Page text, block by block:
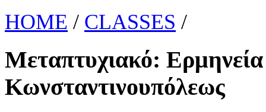
HOME / CLASSES /
Μεταπτυχιακό: Ερμηνεία
Κωνσταντινουπόλεως